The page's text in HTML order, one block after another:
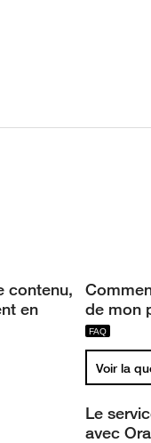
contenu,
en
de mon
Voir la
Le
avec